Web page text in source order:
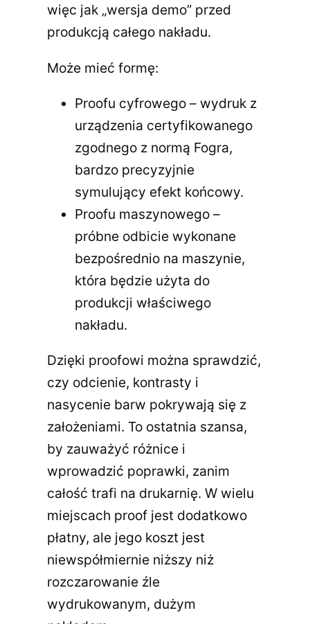
więc jak „wersja demo” przed
produkcją całego nakładu.
Może mieć formę:
Proofu cyfrowego – wydruk z
urządzenia certyfikowanego
zgodnego z normą Fogra,
bardzo precyzyjnie
symulujący efekt końcowy.
Proofu maszynowego –
próbne odbicie wykonane
bezpośrednio na maszynie,
która będzie użyta do
produkcji właściwego
nakładu.
Dzięki proofowi można sprawdzić,
czy odcienie, kontrasty i
nasycenie barw pokrywają się z
założeniami. To ostatnia szansa,
by zauważyć różnice i
wprowadzić poprawki, zanim
całość trafi na drukarnię. W wielu
miejscach proof jest dodatkowo
płatny, ale jego koszt jest
niewspółmiernie niższy niż
rozczarowanie źle
wydrukowanym, dużym